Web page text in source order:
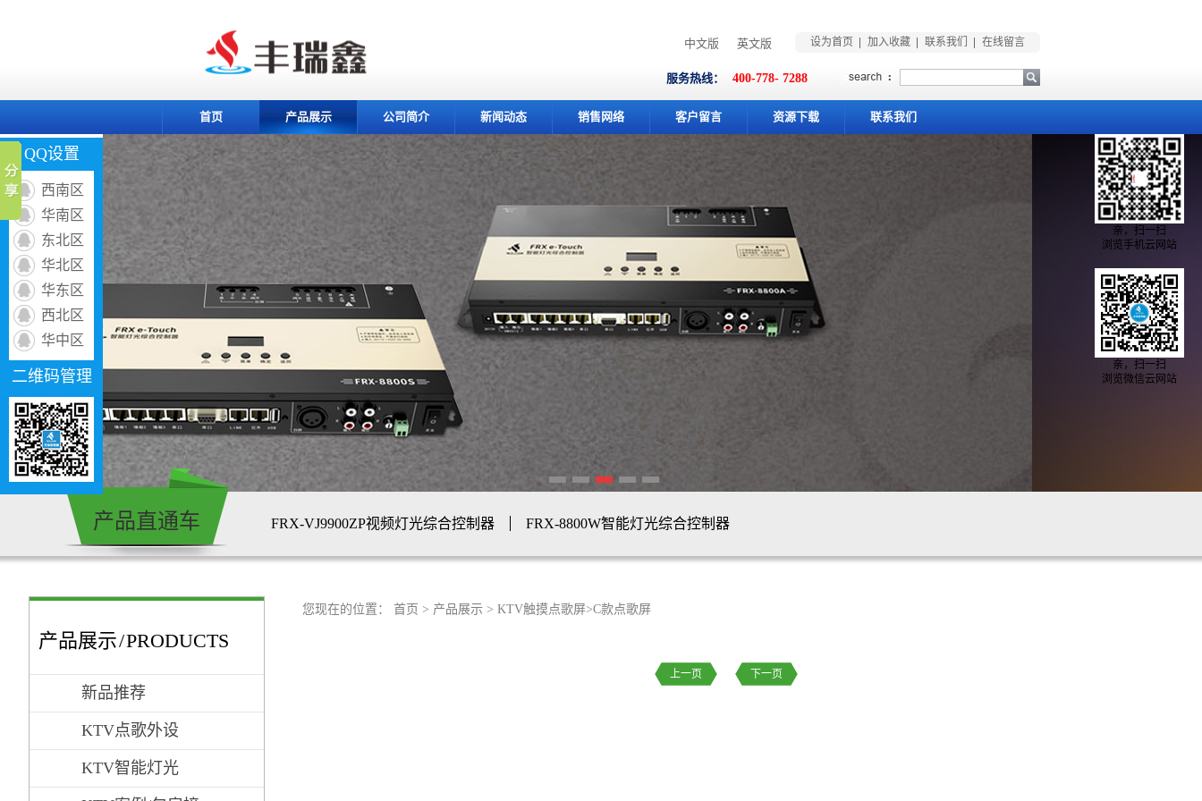
设为首页 加入收藏 联系我们 在线留言
服务热线： 400-778- 7288
中文版 英文版
首页 产品展示 公司简介 新闻动态 销售网络 客户留言 资源下载 联系我们
产品直通车 FRX-VJ9900ZP视频灯光综合控制器 FRX-8800W智能灯光综合控制器
FRX-ZZ8智能灯光控制器 FRX-8800S/8800A控制器
FRX-LC-900S幻彩灯带控制器
产品展示/PRODUCTS
新品推荐
KTV点歌外设
KTV智能灯光
您现在的位置： 首页 > 产品展示 > KTV触摸点歌屏>C款点歌屏
上一页 下一页
QQ设置
西南区
华南区
东北区
华北区
华东区
西北区
华中区
二维码管理
亲，扫一扫
浏览手机云网站
亲，扫一扫
浏览微信云网站